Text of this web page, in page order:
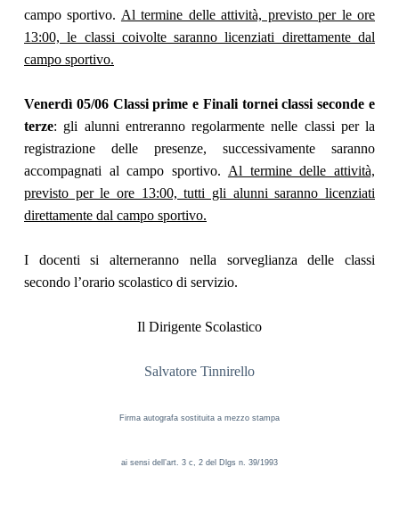
campo sportivo. Al termine delle attività, previsto per le ore
13:00, le classi coivolte saranno licenziati direttamente dal
campo sportivo.
Venerdì 05/06 Classi prime e Finali tornei classi seconde e
terze: gli alunni entreranno regolarmente nelle classi per la
registrazione delle presenze, successivamente saranno
accompagnati al campo sportivo. Al termine delle attività,
previsto per le ore 13:00, tutti gli alunni saranno licenziati
direttamente dal campo sportivo.
I docenti si alterneranno nella sorveglianza delle classi
secondo l’orario scolastico di servizio.
Il Dirigente Scolastico
Salvatore Tinnirello
Firma autografa sostituita a mezzo stampa
ai sensi dell’art. 3 c, 2 del Dlgs n. 39/1993